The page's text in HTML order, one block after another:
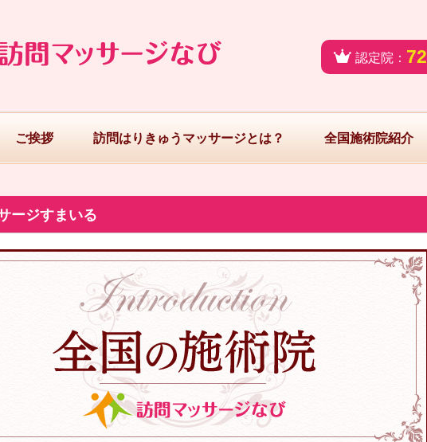
認定院： 72
ご挨拶 訪問はりきゅうマッサージとは？ 全国施術院紹介
ージすまいる